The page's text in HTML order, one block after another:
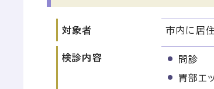
対象者 市内に居
検診内容
問診
胃部エ